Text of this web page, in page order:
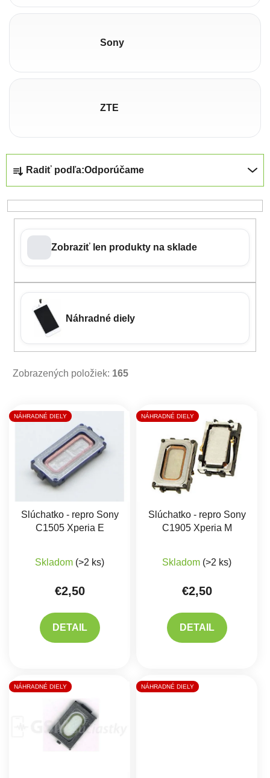
Sony
ZTE
Radiť podľa:Odporúčame
Zobraziť len produkty na sklade
Náhradné diely
Zobrazených položiek: 165
Výpis produktov
NÁHRADNÉ DIELY
Slúchatko - repro Sony
C1505 Xperia E
Skladom (>2 ks)
€2,50
DETAIL
NÁHRADNÉ DIELY
Slúchatko - repro Sony
C1905 Xperia M
Skladom (>2 ks)
€2,50
DETAIL
NÁHRADNÉ DIELY NÁHRADNÉ DIELY